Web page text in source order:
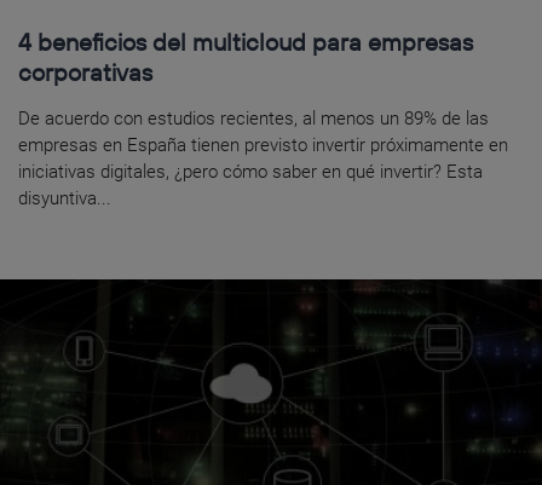
4 beneficios del multicloud para empresas
corporativas
De acuerdo con estudios recientes, al menos un 89% de las
empresas en España tienen previsto invertir próximamente en
iniciativas digitales, ¿pero cómo saber en qué invertir? Esta
disyuntiva...